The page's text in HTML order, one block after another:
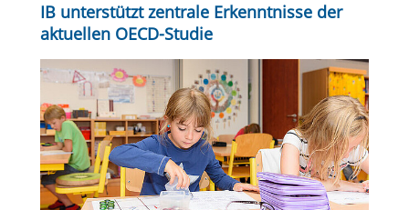
IB unterstützt zentrale Erkenntnisse der
aktuellen OECD-Studie